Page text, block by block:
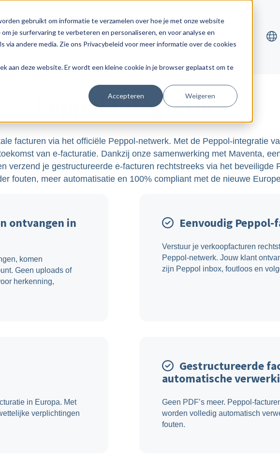
gebruikt om informatie te verzamelen over hoe je met onze website
je surfervaring te verbeteren en personaliseren, en voor analyse en
andere media. Zie ons Privacybeleid voor meer informatie over de cookies
aan deze website. Er wordt een kleine cookie in je browser geplaatst om te
Accepteren Weigeren
Peppol Prijzen Integraties Blog Support
Peppol Integratie
facturen via het officiële Peppol-netwerk. Met de Peppol-integratie
van e-facturatie. Dankzij onze samenwerking met Maventa,
verzend je gestructureerde e-facturen rechtstreeks via het beveiligde
fouten, meer automatisatie en 100% compliant met de nieuwe
ontvangen in
komen
Geen uploads of
herkenning,
Eenvoudig
Verstuur je verkoopfacturen
Peppol-netwerk. Jouw klant
zijn Peppol inbox, foutloos en
in Europa. Met
verplichtingen
Gestructureerde
automatische
Geen PDF’s meer. Peppol-
worden volledig automatisch
fouten.